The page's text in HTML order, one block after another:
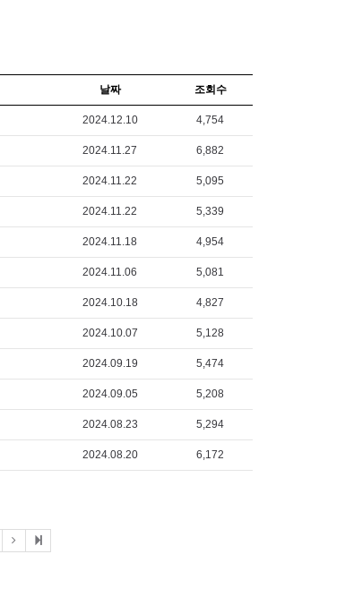
날짜 조회수
2024.12.10 4,754
2024.11.27 6,882
2024.11.22 5,095
2024.11.22 5,339
2024.11.18 4,954
2024.11.06 5,081
2024.10.18 4,827
2024.10.07 5,128
2024.09.19 5,474
2024.09.05 5,208
2024.08.23 5,294
2024.08.20 6,172